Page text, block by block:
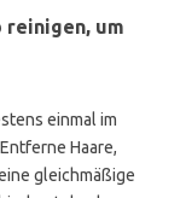
reinigen, um
einmal im
Haare,
gleichmäßige